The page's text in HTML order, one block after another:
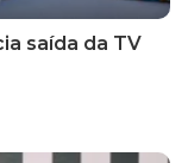
saída da TV